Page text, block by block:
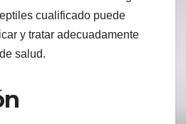
cualificado puede
y tratar adecuadamente
salud.